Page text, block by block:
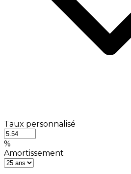
Taux personnalisé
%
Amortissement